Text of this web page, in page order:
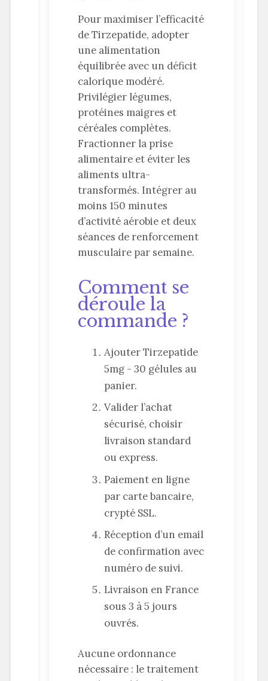
Pour maximiser l’efficacité
de Tirzepatide, adopter
une alimentation
équilibrée avec un déficit
calorique modéré.
Privilégier légumes,
protéines maigres et
céréales complètes.
Fractionner la prise
alimentaire et éviter les
aliments ultra-
transformés. Intégrer au
moins 150 minutes
d’activité aérobie et deux
séances de renforcement
musculaire par semaine.
Comment se
déroule la
commande ?
Ajouter Tirzepatide
5mg - 30 gélules au
panier.
Valider l’achat
sécurisé, choisir
livraison standard
ou express.
Paiement en ligne
par carte bancaire,
crypté SSL.
Réception d’un email
de confirmation avec
numéro de suivi.
Livraison en France
sous 3 à 5 jours
ouvrés.
Aucune ordonnance
nécessaire : le traitement